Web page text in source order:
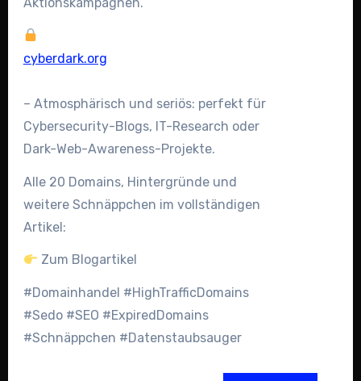
cyberdark.org
– Atmosphärisch und seriös: perfekt für
Cybersecurity-Blogs, IT-Research oder
Dark-Web-Awareness-Projekte.
Alle 20 Domains, Hintergründe und
weitere Schnäppchen im vollständigen
Artikel:
Zum Blogartikel
#Domainhandel #HighTrafficDomains
#Sedo #SEO #ExpiredDomains
#Schnäppchen #Datenstaubsauger